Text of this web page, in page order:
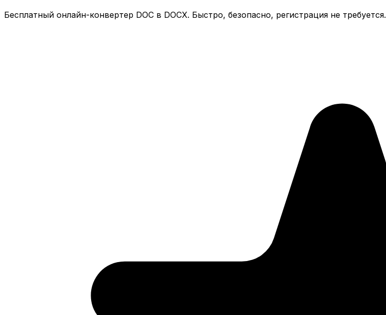
Бесплатный онлайн-конвертер DOC в DOCX. Быстро, безопасно, регистрация не требуется.